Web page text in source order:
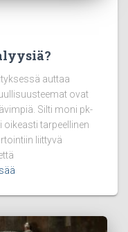
auttaa
ovat
Silti moni pk-
tarpeellinen
liittyvä